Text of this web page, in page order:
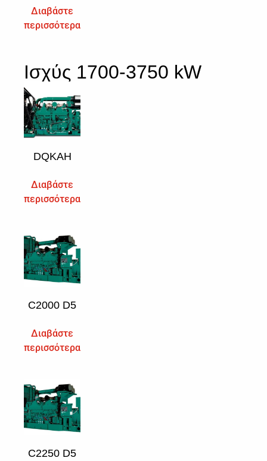
Διαβάστε
περισσότερα
Iσχύς 1700-3750 kW
DQKAH
Διαβάστε
περισσότερα
C2000 D5
Διαβάστε
περισσότερα
C2250 D5